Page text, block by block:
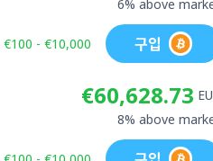
6% above
€100 - €10,000 구입
€60,628.73
8% above